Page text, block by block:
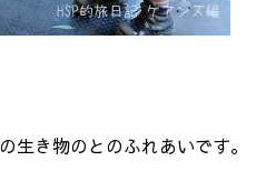
生き物のとのふれあいです。